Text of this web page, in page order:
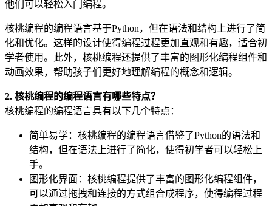
他们可以轻松入门编程。
核桃编程的编程语言基于Python，但在语法和结构上进行了简
化和优化。这样的设计使得编程过程更加直观和有趣，适合初
学者使用。此外，核桃编程还提供了丰富的图形化编程组件和
动画效果，帮助孩子们更好地理解编程的概念和逻辑。
2. 核桃编程的编程语言有哪些特点？
核桃编程的编程语言具有以下几个特点：
简单易学：核桃编程的编程语言借鉴了Python的语法和
结构，但在语法上进行了简化，使得初学者可以轻松上
手。
图形化界面：核桃编程提供了丰富的图形化编程组件，
可以通过拖拽和连接的方式组合成程序，使得编程过程